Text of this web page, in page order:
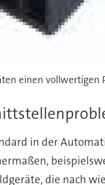
einen vollwertigen
in der
die nach